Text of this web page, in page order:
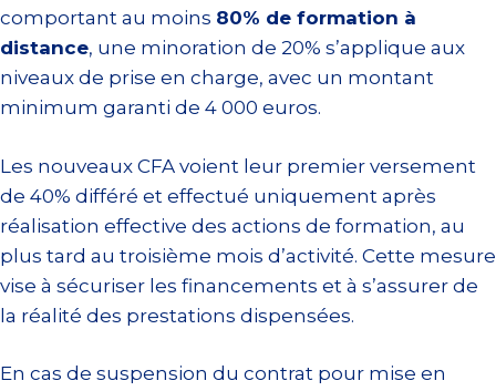
comportant au moins 80% de formation à
distance, une minoration de 20% s’applique aux
niveaux de prise en charge, avec un montant
minimum garanti de 4 000 euros.
Les nouveaux CFA voient leur premier versement
de 40% différé et effectué uniquement après
réalisation effective des actions de formation, au
plus tard au troisième mois d’activité. Cette mesure
vise à sécuriser les financements et à s’assurer de
la réalité des prestations dispensées.
En cas de suspension du contrat pour mise en